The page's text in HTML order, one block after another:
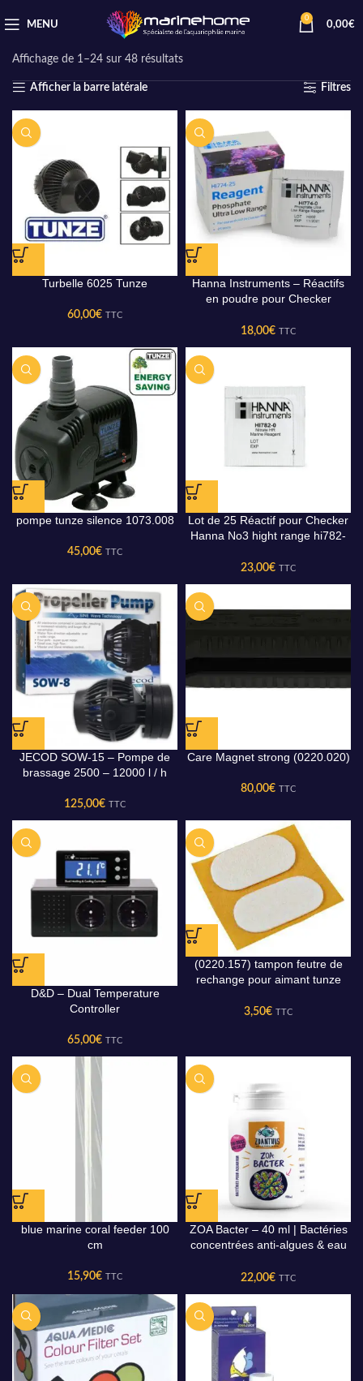
MENU
0
0,00€
Produits identifiés “Nouveautés produits”
Affichage de 1–24 sur 48 résultats
Afficher la barre latérale Filtres
Turbelle 6025 Tunze
60,00€ TTC
Hanna Instruments – Réactifs
en poudre pour Checker
tests
18,00€ TTC
pompe tunze silence 1073.008
45,00€ TTC
Lot de 25 Réactif pour Checker
Hanna No3 hight range hi782-
23,00€ TTC
JECOD SOW-15 – Pompe de
brassage 2500 – 12000 l / h
125,00€ TTC
Care Magnet strong (0220.020)
80,00€ TTC
D&D – Dual Temperature
Controller
65,00€ TTC
(0220.157) tampon feutre de
rechange pour aimant tunze
3,50€ TTC
blue marine coral feeder 100
cm
15,90€ TTC
ZOA Bacter – 40 ml | Bactéries
concentrées anti-algues & eau
22,00€ TTC